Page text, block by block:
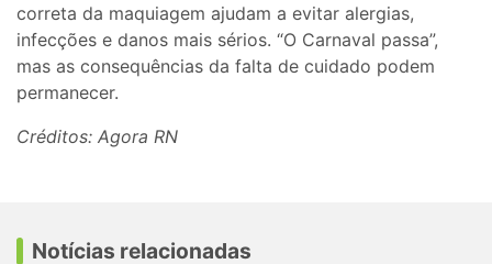
correta da maquiagem ajudam a evitar alergias,
infecções e danos mais sérios. “O Carnaval passa”,
mas as consequências da falta de cuidado podem
permanecer.
Créditos: Agora RN
Notícias relacionadas